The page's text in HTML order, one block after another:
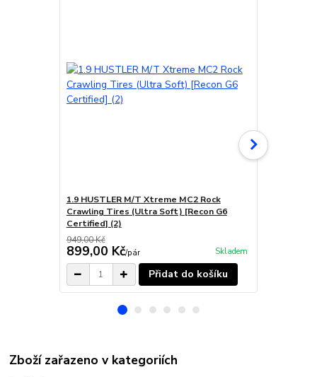
1.9 HUSTLER M/T Xtreme MC2 Rock
Crawling Tires (Ultra Soft) [Recon G6
Certified] (2)
949,00 Kč
899,00 Kč/pár Skladem
Přidat do košíku
Zboží zařazeno v kategoriích